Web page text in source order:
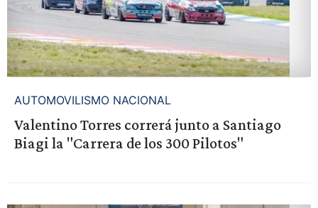
AUTOMOVILISMO NACIONAL
Valentino Torres correrá junto a Santiago
Biagi la "Carrera de los 300 Pilotos"